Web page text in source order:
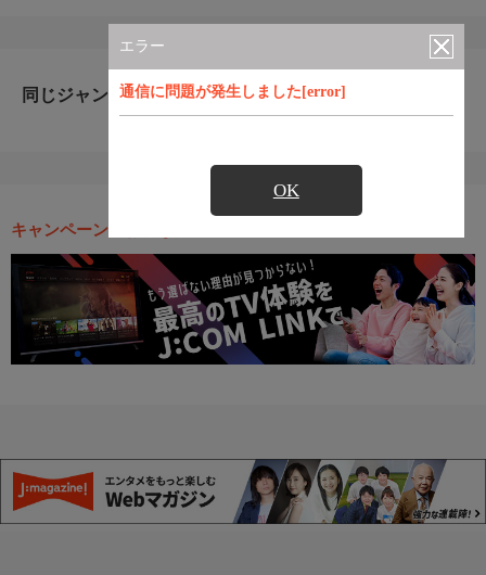
エラー
通信に問題が発生しました[error]
OK
同じジャンルのおすすめ番組
キャンペーン・お得な情報